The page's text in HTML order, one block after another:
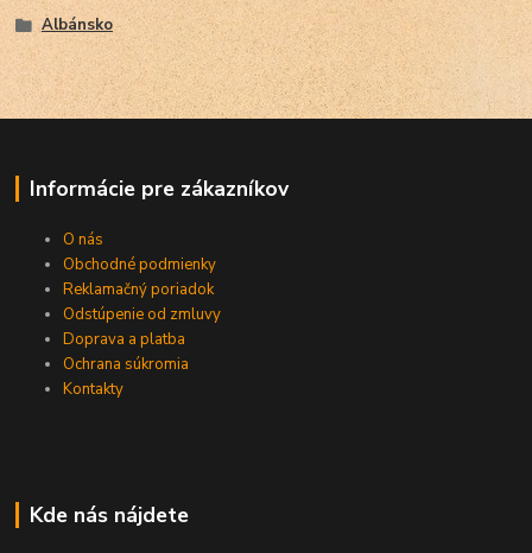
Albánsko
Informácie pre zákazníkov
O nás
Obchodné podmienky
Reklamačný poriadok
Odstúpenie od zmluvy
Doprava a platba
Ochrana súkromia
Kontakty
Kde nás nájdete